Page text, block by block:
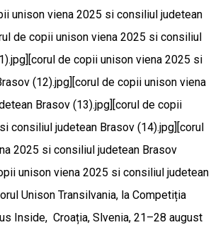
unison viena 2025 si consiliul judetean
de copii unison viena 2025 si consiliul
de copii unison viena 2025 si
(12).jpg][corul de copii unison viena
Brasov (13).jpg][corul de copii
consiliul judetean Brasov (14).jpg][corul
2025 si consiliul judetean Brasov
unison viena 2025 si consiliul judetean
Unison Transilvania, la Competiția
Inside, Croația, Slvenia, 21–28 august